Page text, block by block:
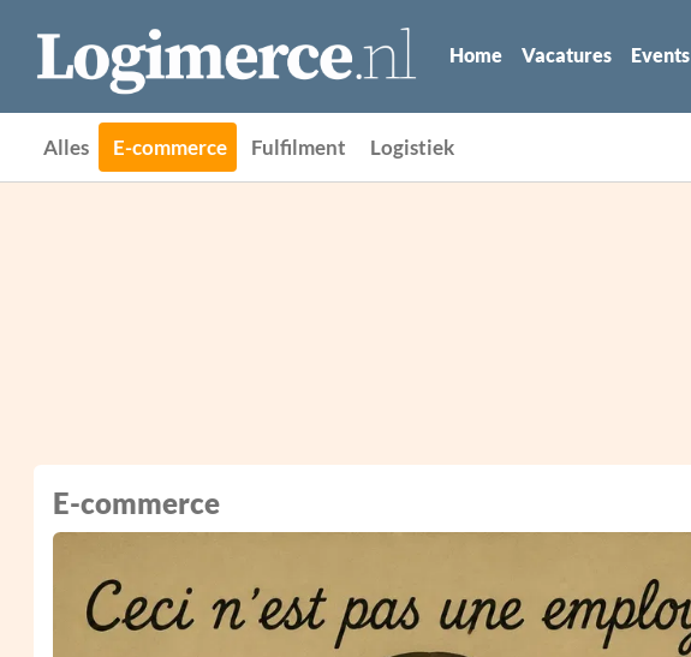
Home Vacatures Events
Alles E-commerce Fulfilment Logistiek
E-commerce